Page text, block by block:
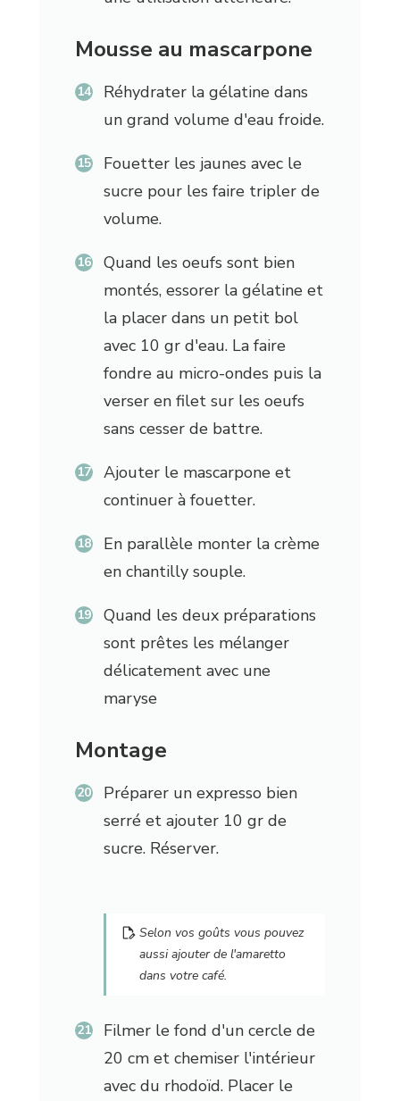
Mousse au mascarpone
Réhydrater la gélatine dans
un grand volume d'eau froide.
Fouetter les jaunes avec le
sucre pour les faire tripler de
volume.
Quand les oeufs sont bien
montés, essorer la gélatine et
la placer dans un petit bol
avec 10 gr d'eau. La faire
fondre au micro-ondes puis la
verser en filet sur les oeufs
sans cesser de battre.
Ajouter le mascarpone et
continuer à fouetter.
En parallèle monter la crème
en chantilly souple.
Quand les deux préparations
sont prêtes les mélanger
délicatement avec une
maryse
Montage
Préparer un expresso bien
serré et ajouter 10 gr de
sucre. Réserver.
Selon vos goûts vous pouvez
aussi ajouter de l'amaretto
dans votre café.
Filmer le fond d'un cercle de
20 cm et chemiser l'intérieur
avec du rhodoïd. Placer le